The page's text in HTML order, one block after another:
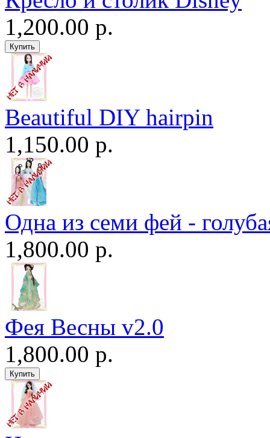
1,200.00 р.
Beautiful DIY hairpin
1,150.00 р.
Одна из семи фей -
1,800.00 р.
Фея Весны v2.0
1,800.00 р.